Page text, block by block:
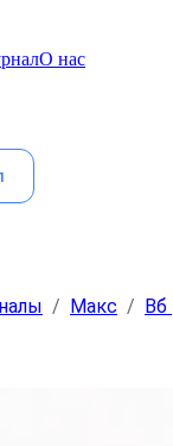
О нас
/ Макс / Вб